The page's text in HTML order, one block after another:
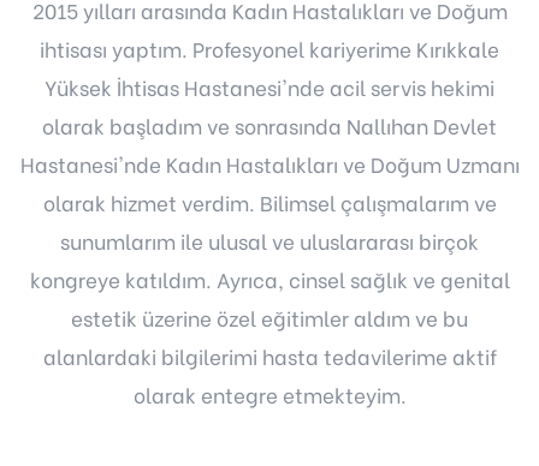
2015 yılları arasında Kadın Hastalıkları ve Doğum
ihtisası yaptım. Profesyonel kariyerime Kırıkkale
Yüksek İhtisas Hastanesi'nde acil servis hekimi
olarak başladım ve sonrasında Nallıhan Devlet
Hastanesi'nde Kadın Hastalıkları ve Doğum Uzmanı
olarak hizmet verdim. Bilimsel çalışmalarım ve
sunumlarım ile ulusal ve uluslararası birçok
kongreye katıldım. Ayrıca, cinsel sağlık ve genital
estetik üzerine özel eğitimler aldım ve bu
alanlardaki bilgilerimi hasta tedavilerime aktif
olarak entegre etmekteyim.